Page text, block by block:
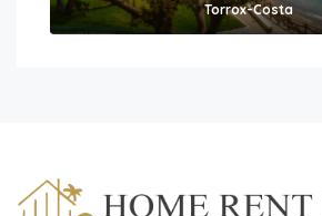
Torrox-Costa